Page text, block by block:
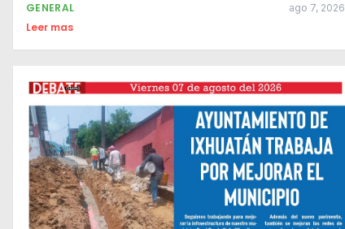
GENERAL ago 7, 2026
Leer mas